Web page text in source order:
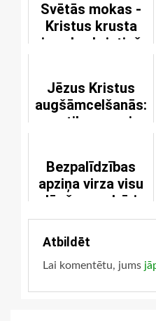
Svētās mokas -
Kristus krusta
pieredze kristieša
Jēzus Kristus
augšāmcelšanās:
notikums vai
Bezpalīdzības
apziņa virza visu
lūgšanas dzīvi
Atbildēt
Lai komentētu, jums